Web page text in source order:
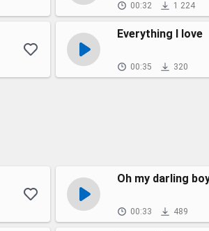
00:32 1 224
Everything I love
00:35 320
Oh my darling
00:33 489